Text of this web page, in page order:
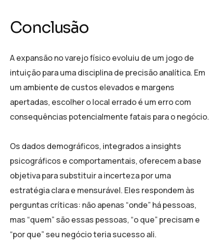
Conclusão
A expansão no varejo físico evoluiu de um jogo de
intuição para uma disciplina de precisão analítica. Em
um ambiente de custos elevados e margens
apertadas, escolher o local errado é um erro com
consequências potencialmente fatais para o negócio.
Os dados demográficos, integrados a insights
psicográficos e comportamentais, oferecem a base
objetiva para substituir a incerteza por uma
estratégia clara e mensurável. Eles respondem às
perguntas críticas: não apenas “onde” há pessoas,
mas “quem” são essas pessoas, “o que” precisam e
“por que” seu negócio teria sucesso ali.